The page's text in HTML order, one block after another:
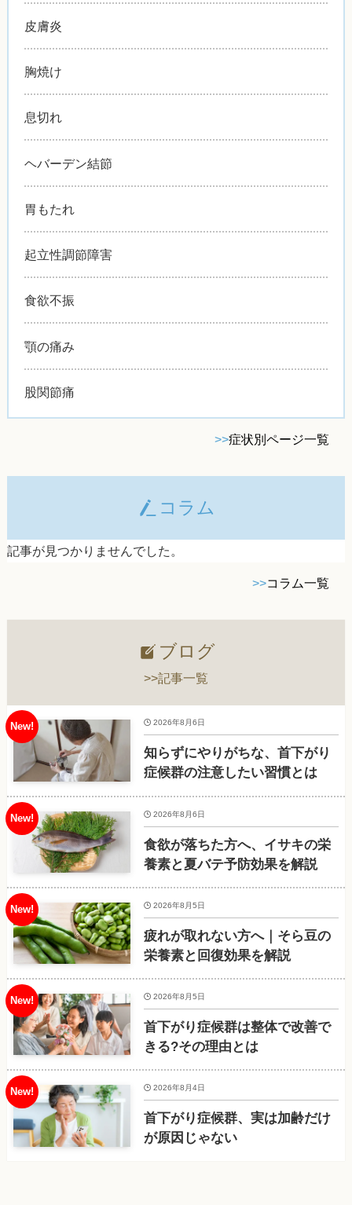
皮膚炎
胸焼け
息切れ
ヘバーデン結節
胃もたれ
起立性調節障害
食欲不振
顎の痛み
股関節痛
>>症状別ページ一覧
コラム
記事が見つかりませんでした。
>>コラム一覧
ブログ
>>記事一覧
知らずにやりがちな、首下がり
症候群の注意したい習慣とは
2026年8月6日
食欲が落ちた方へ、イサキの栄
養素と夏バテ予防効果を解説
2026年8月6日
疲れが取れない方へ｜そら豆の
栄養素と回復効果を解説
2026年8月5日
首下がり症候群は整体で改善で
きる?その理由とは
2026年8月5日
首下がり症候群、実は加齢だけ
が原因じゃない
2026年8月4日